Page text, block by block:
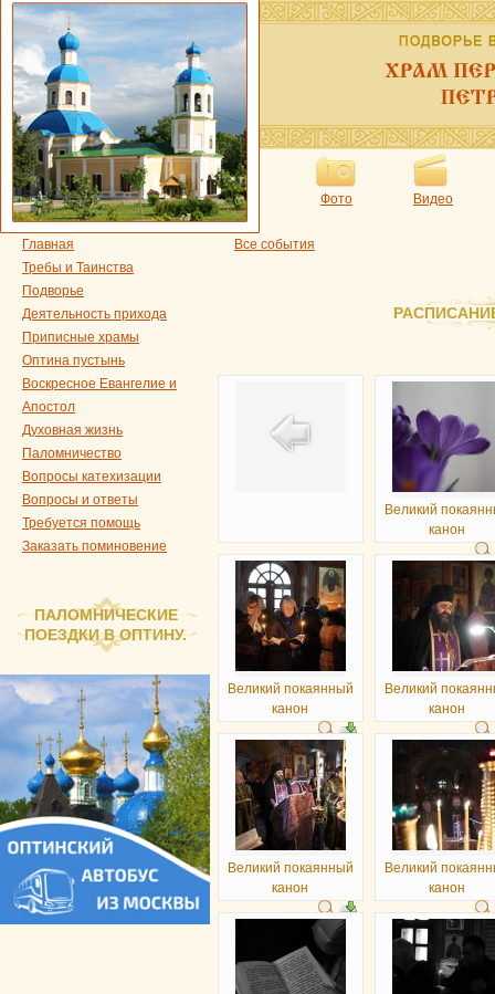
Фото Видео
Главная
Требы и Таинства
Подворье
Деятельность прихода
Приписные храмы
Оптина пустынь
Воскресное Евангелие и
Апостол
Духовная жизнь
Паломничество
Вопросы катехизации
Вопросы и ответы
Требуется помощь
Заказать поминовение
ПАЛОМНИЧЕСКИЕ
ПОЕЗДКИ В ОПТИНУ.
Все события
Великий
канон
Великий покаянный
канон
Великий
канон
Великий покаянный
канон
Великий
канон